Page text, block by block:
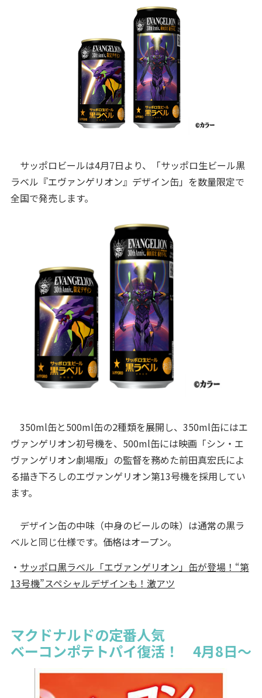
サッポロビールは4月7日より、「サッポロ生ビール黒
ラベル『エヴァンゲリオン』デザイン缶」を数量限定で
全国で発売します。
350ml缶と500ml缶の2種類を展開し、350ml缶にはエ
ヴァンゲリオン初号機を、500ml缶には映画「シン・エ
ヴァンゲリオン劇場版」の監督を務めた前田真宏氏によ
る描き下ろしのエヴァンゲリオン第13号機を採用してい
ます。
デザイン缶の中味（中身のビールの味）は通常の黒ラ
ベルと同じ仕様です。価格はオープン。
・ サッポロ黒ラベル「エヴァンゲリオン」缶が登場！“第
13号機”スペシャルデザインも！激アツ
マクドナルドの定番人気
ベーコンポテトパイ復活！ 4月8日～